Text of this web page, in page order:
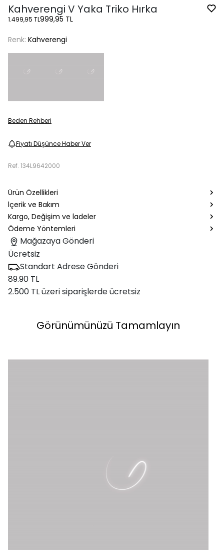
Kahverengi V Yaka Triko Hırka
1.499,95 TL999,95 TL
Renk: Kahverengi
Beden Rehberi
Fiyatı Düşünce Haber Ver
Ref. 134L9642000
Ürün Özellikleri
İçerik ve Bakım
Kargo, Değişim ve İadeler
Ödeme Yöntemleri
Mağazaya Gönderi
Ücretsiz
Standart Adrese Gönderi
89.90 TL
2.500 TL üzeri siparişlerde ücretsiz
Görünümünüzü Tamamlayın